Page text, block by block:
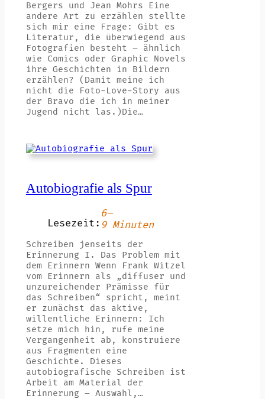
Bergers und Jean Mohrs Eine
andere Art zu erzählen stellte
sich mir eine Frage: Gibt es
Literatur, die überwiegend aus
Fotografien besteht – ähnlich
wie Comics oder Graphic Novels
ihre Geschichten in Bildern
erzählen? (Damit meine ich
nicht die Foto-Love-Story aus
der Bravo die ich in meiner
Jugend nicht las.)Die…
Autobiografie als Spur
Lesezeit:
6–
9 Minuten
Schreiben jenseits der
Erinnerung I. Das Problem mit
dem Erinnern Wenn Frank Witzel
vom Erinnern als „diffuser und
unzureichender Prämisse für
das Schreiben“ spricht, meint
er zunächst das aktive,
willentliche Erinnern: Ich
setze mich hin, rufe meine
Vergangenheit ab, konstruiere
aus Fragmenten eine
Geschichte. Dieses
autobiografische Schreiben ist
Arbeit am Material der
Erinnerung – Auswahl,…